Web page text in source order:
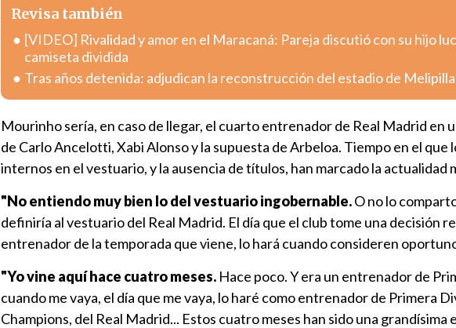
Revisa también
[VIDEO] Rivalidad y amor en el Maracaná: Pareja discutió con su hijo
camiseta dividida
Tras años detenida: adjudican la reconstrucción del estadio de Melipilla
Mourinho sería, en caso de llegar, el cuarto entrenador de Real Madrid en
de Carlo Ancelotti, Xabi Alonso y la supuesta de Arbeloa. Tiempo en el que
internos en el vestuario, y la ausencia de títulos, han marcado la actualidad
"No entiendo muy bien lo del vestuario ingobernable.O no lo
definiría al vestuario del Real Madrid. El día que el club tome una decisión
entrenador de la temporada que viene, lo hará cuando consideren
"Yo vine aquí hace cuatro meses. Hace poco. Y era un entrenador de
cuando me vaya, el día que me vaya, lo haré como entrenador de Primera
Champions, del Real Madrid... Estos cuatro meses han sido una grandísima